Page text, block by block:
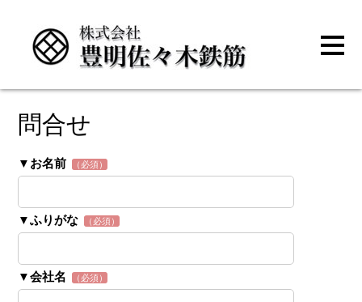
問合せ
▼お名前 （必須）
▼ふりがな （必須）
▼会社名 （必須）